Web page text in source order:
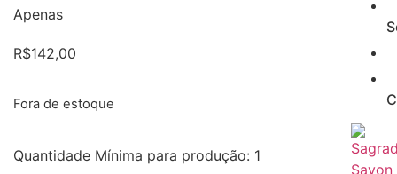
Apenas
R$142,00
Fora de estoque
Quantidade Mínima para produção: 1